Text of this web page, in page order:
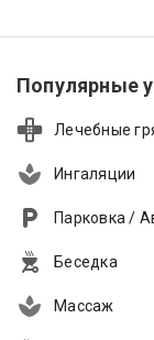
Популярные
Лечебные
Ингаляции
Парковка /
Беседка
Массаж